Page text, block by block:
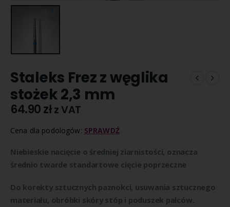
Staleks Frez z węglika
stożek 2,3 mm
64.90zł z VAT
Cena dla podologów: SPRAWDŹ
Niebieskie nacięcie o średniej ziarnistości, oznacza
średnio twarde standartowe cięcie poprzeczne
Do korekty sztucznych paznokci, usuwania sztucznego
materiału, obróbki skóry stóp i poduszek palców.